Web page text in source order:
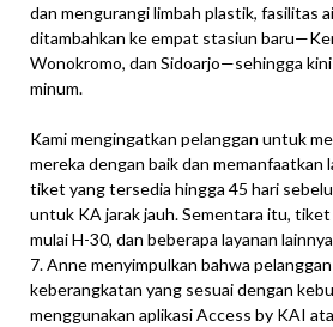
dan mengurangi limbah plastik, fasilitas
ditambahkan ke empat stasiun
Wonokromo, dan Sidoarjo—sehingga
minum.
Kami mengingatkan pelanggan untuk
mereka dengan baik dan memanfaatkan
tiket yang tersedia hingga 45 hari
untuk KA jarak jauh. Sementara itu,
mulai H-30, dan beberapa layanan
7. Anne menyimpulkan bahwa
keberangkatan yang sesuai dengan
menggunakan aplikasi Access by KAI